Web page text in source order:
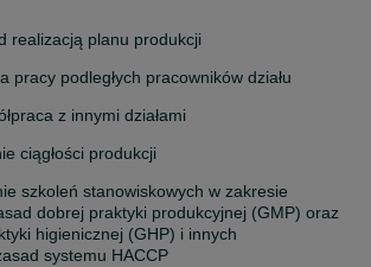
realizacją planu produkcji
pracy podległych pracowników działu
z innymi działami
ciągłości produkcji
szkoleń stanowiskowych w zakresie
dobrej praktyki produkcyjnej (GMP) oraz
higienicznej (GHP) i innych
systemu HACCP